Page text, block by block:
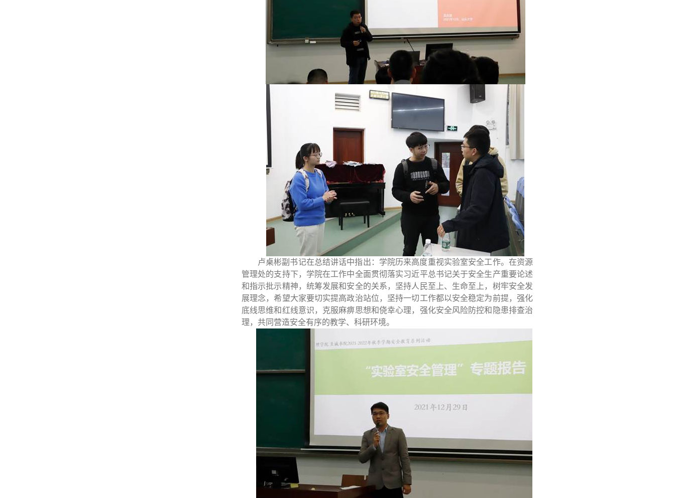
卢桌彬副书记在总结讲话中指出：学院历来高度重视实验室安全工作。在资源
管理处的支持下，学院在工作中全面贯彻落实习近平总书记关于安全生产重要论述
和指示批示精神，统筹发展和安全的关系，坚持人民至上、生命至上，树牢安全发
展理念，希望大家要切实提高政治站位，坚持一切工作都以安全稳定为前提，强化
底线思维和红线意识，克服麻痹思想和侥幸心理，强化安全风险防控和隐患排查治
理，共同营造安全有序的教学、科研环境。